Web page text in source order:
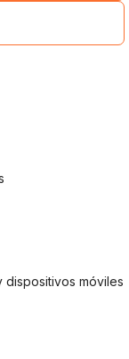
dispositivos móviles